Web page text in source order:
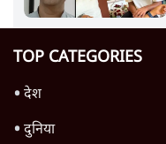
TOP CATEGORIES
देश
दुनिया